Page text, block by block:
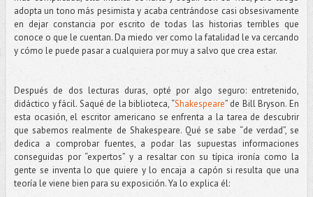
adopta un tono más pesimista y acaba centrándose casi obsesivamente
en dejar constancia por escrito de todas las historias terribles que
conoce o que le cuentan. Da miedo ver como la fatalidad le va cercando
y cómo le puede pasar a cualquiera por muy a salvo que crea estar.
Después de dos lecturas duras, opté por algo seguro: entretenido,
didáctico y fácil. Saqué de la biblioteca, “Shakespeare” de Bill Bryson. En
esta ocasión, el escritor americano se enfrenta a la tarea de descubrir
que sabemos realmente de Shakespeare. Qué se sabe “de verdad”, se
dedica a comprobar fuentes, a podar las supuestas informaciones
conseguidas por “expertos” y a resaltar con su típica ironía como la
gente se inventa lo que quiere y lo encaja a capón si resulta que una
teoría le viene bien para su exposición. Ya lo explica él: